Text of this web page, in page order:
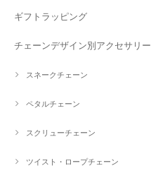
ギフトラッピング
チェーンデザイン別アクセサリー
スネークチェーン
ペタルチェーン
スクリューチェーン
ツイスト・ロープチェーン